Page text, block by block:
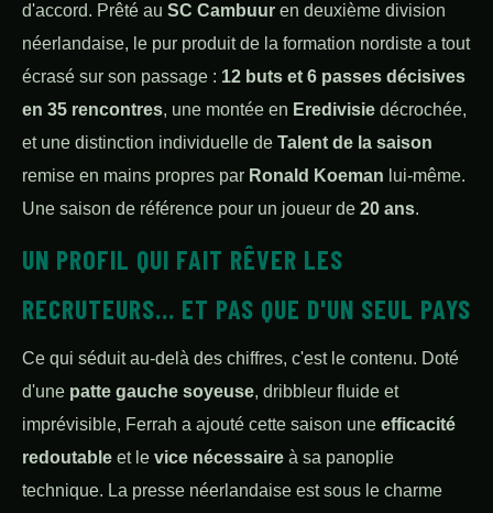
d'accord. Prêté au SC Cambuur en deuxième division
néerlandaise, le pur produit de la formation nordiste a tout
écrasé sur son passage : 12 buts et 6 passes décisives
en 35 rencontres, une montée en Eredivisie décrochée,
et une distinction individuelle de Talent de la saison
remise en mains propres par Ronald Koeman lui-même.
Une saison de référence pour un joueur de 20 ans.
UN PROFIL QUI FAIT RÊVER LES
RECRUTEURS... ET PAS QUE D'UN SEUL PAYS
Ce qui séduit au-delà des chiffres, c'est le contenu. Doté
d'une patte gauche soyeuse, dribbleur fluide et
imprévisible, Ferrah a ajouté cette saison une efficacité
redoutable et le vice nécessaire à sa panoplie
technique. La presse néerlandaise est sous le charme